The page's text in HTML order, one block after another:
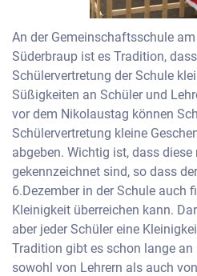
An der Gemeinschaftsschule
Süderbraup ist es Tradition,
Schülervertretung der Schule
Süßigkeiten an Schüler und
vor dem Nikolaustag können
Schülervertretung kleine
abgeben. Wichtig ist, dass
gekennzeichnet sind, so dass
6.Dezember in der Schule auch
Kleinigkeit überreichen kann.
aber jeder Schüler eine
Tradition gibt es schon lange an
sowohl von Lehrern als auch